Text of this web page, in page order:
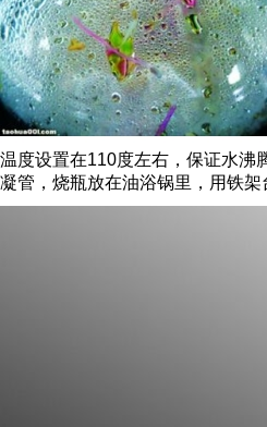
温度设置在110度左右，保证水沸
凝管，烧瓶放在油浴锅里，用铁